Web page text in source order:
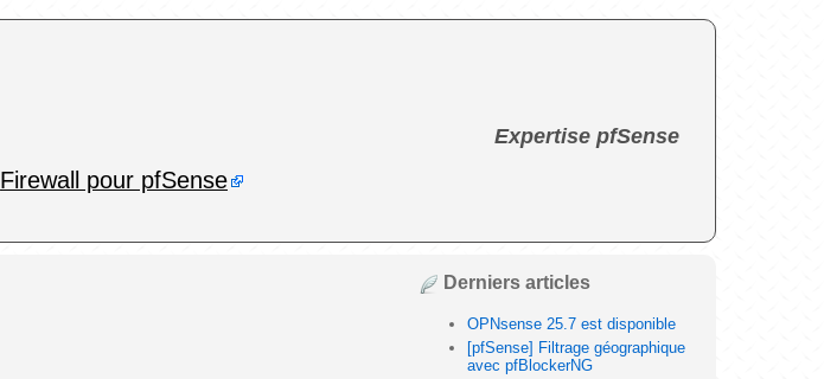
Expertise pfSense
Firewall pour pfSense
Derniers articles
OPNsense 25.7 est disponible
[pfSense] Filtrage géographique
avec pfBlockerNG